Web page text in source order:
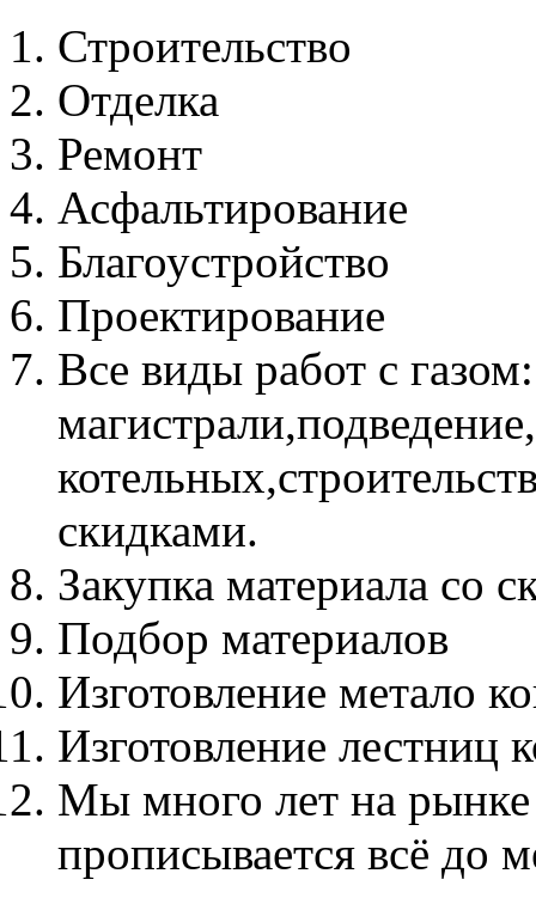
Строительство
Отделка
Ремонт
Асфальтирование
Благоустройство
Проектирование
Все виды работ с
скидками.
Закупка материала со
Подбор материалов
Изготовление метало
Изготовление лестниц
Мы много лет на рынке
прописывается всё до